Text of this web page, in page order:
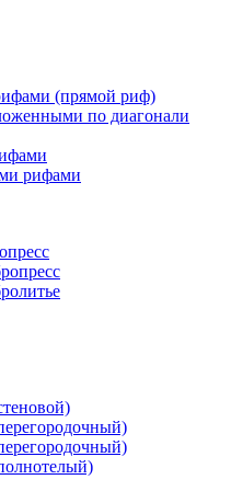
(прямой риф)
по диагонали
рифами